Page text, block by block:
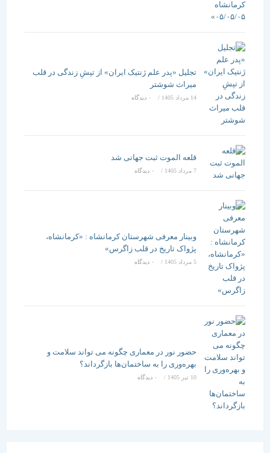
تجلیل «پدر علم ژنتیک ایران» از تپشِ زندگی در قلب
میراث شوشتر
14 مرداد 1405 / ۰ دیدگاه
قلعه الموت ثبت جهانی شد
/ ۰ دیدگاه
وبینار معرفی شهرستان کرمانشاه : «کرمانشاه،
پژواک تاریخ در قلب زاگرس»
5 مرداد 1405 / ۰ دیدگاه
حضور نور در معماری چگونه می تواند سلامت و
بهره‌وری را به ساختمان‌ها بازگرداند؟
/ ۰ دیدگاه